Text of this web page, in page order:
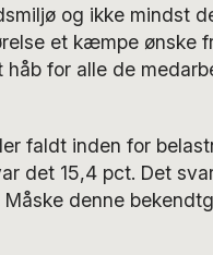
og ikke mindst
et kæmpe ønske
for alle de
faldt inden for
det 15,4 pct. Det
denne